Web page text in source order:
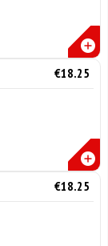
€18.25
€18.25